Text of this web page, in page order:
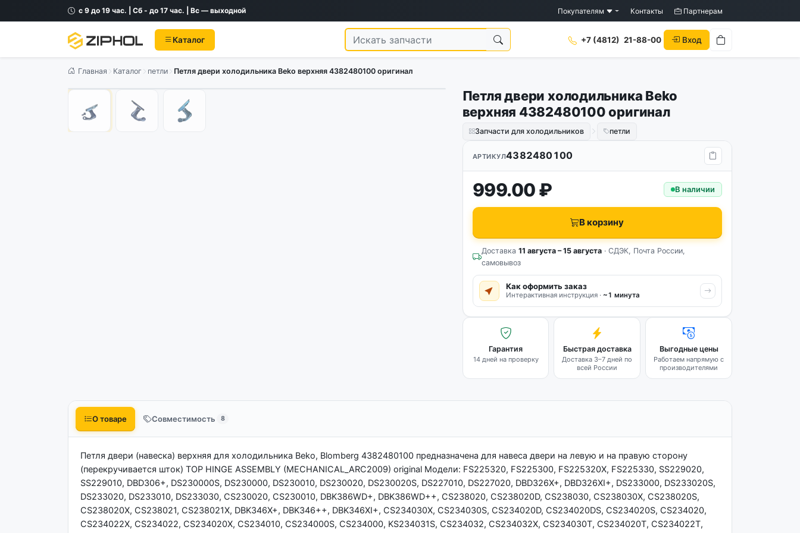
с 9 до 19 час. | Сб - до 17 час. | Вс — выходной Покупателям Контакты Партнерам
Каталог +7 (4812) 21-88-00 Вход
Главная Каталог петли Петля двери холодильника Beko верхняя 4382480100 оригинал
Оригинал
Петля двери холодильника Beko
верхняя 4382480100 оригинал
Запчасти для холодильников петли
АРТИКУЛ4382480100
999.00 ₽ В наличии
В корзину
Доставка 11 августа – 15 августа· СДЭК, Почта России,
самовывоз
Как оформить заказ
Интерактивная инструкция · ~1 минута
Гарантия
14 дней на проверку
Быстрая доставка
Доставка 3–7 дней по
всей России
Выгодные цены
Работаем напрямую с
производителями
О товаре Совместимость 8
Петля двери (навеска) верхняя для холодильника Beko, Blomberg 4382480100 предназначена для навеса двери на левую и на правую сторону
(перекручивается шток) TOP HINGE ASSEMBLY (MECHANICAL_ARC2009) original Модели: FS225320, FS225300, FS225320X, FS225330, SS229020,
SS229010, DBD306+, DS230000S, DS230000, DS230010, DS230020, DS230020S, DS227010, DS227020, DBD326X+, DBD326XI+, DS233000, DS233020S,
DS233020, DS233010, DS233030, CS230020, CS230010, DBK386WD+, DBK386WD++, CS238020, CS238020D, CS238030, CS238030X, CS238020S,
CS238020X, CS238021, CS238021X, DBK346X+, DBK346++, DBK346XI+, CS234030X, CS234030S, CS234020D, CS234020DS, CS234020S, CS234020,
CS234022X, CS234022, CS234020X, CS234010, CS234000S, CS234000, KS234031S, CS234032, CS234032X, CS234030T, CS234020T, CS234022T,